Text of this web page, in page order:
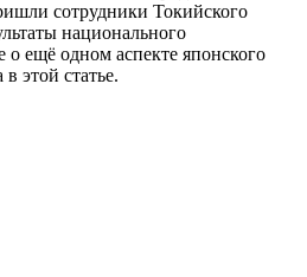
сотрудники Токийского
национального
о ещё одном аспекте японского
этой статье.